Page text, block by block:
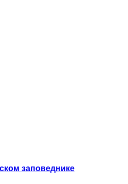
заповеднике